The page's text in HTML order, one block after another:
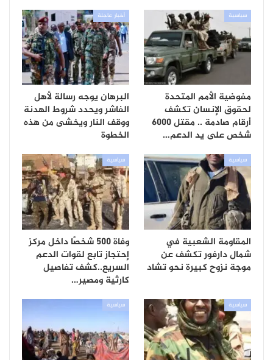
سياسية
مفوضية الأمم المتحدة
لحقوق الإنسان تكشف
أرقام صادمة .. مقتل 6000
شخص على يد الدعم…
أخبار عاجلة
البرهان يوجه رسالة لأهل
الفاشر ويحدد شروط الهدنة
ووقف النار ويخشى من هذه
الخطوة
سياسية
المقاومة الشعبية في
شمال دارفور تكشف عن
موجة نزوح كبيرة نحو تشاد
سياسية
وفاة 500 شخصًا داخل مركز
إحتجاز تابع لقوات الدعم
السريع..كشف تفاصيل
كارثية ومصير…
سياسية سياسية